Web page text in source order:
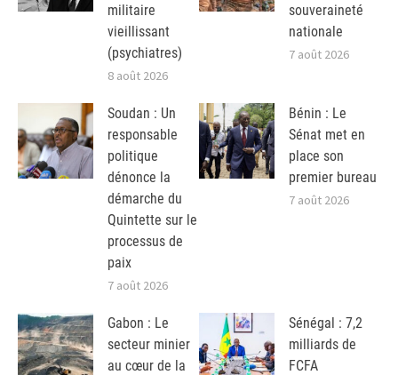
militaire
vieillissant
(psychiatres)
8 août 2026
souveraineté
nationale
7 août 2026
Soudan : Un
responsable
politique
dénonce la
démarche du
Quintette sur le
processus de
paix
7 août 2026
Bénin : Le
Sénat met en
place son
premier bureau
7 août 2026
Gabon : Le
secteur minier
au cœur de la
Sénégal : 7,2
milliards de
FCFA